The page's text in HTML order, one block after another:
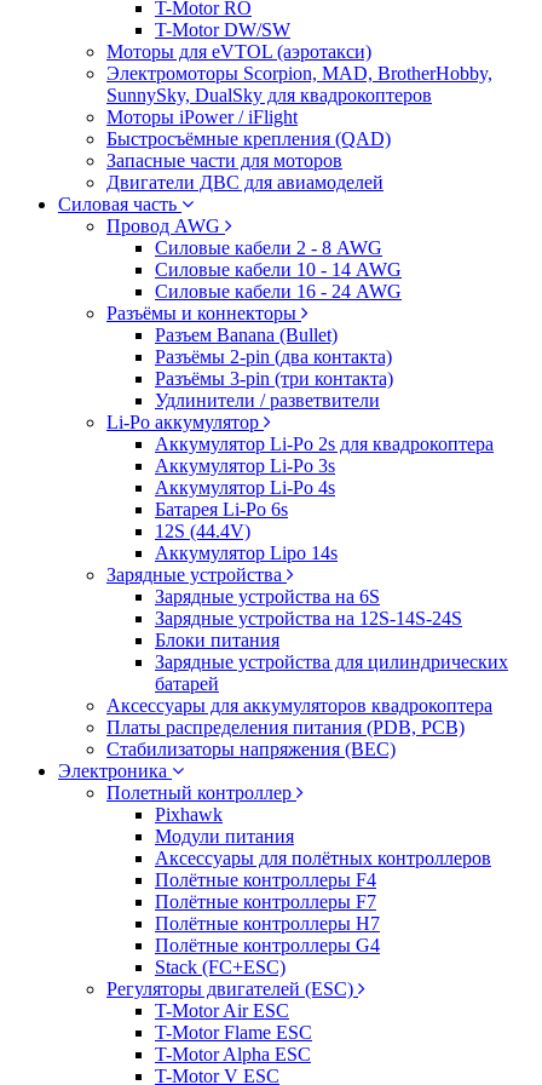
T-Motor RO
T-Motor DW/SW
Моторы для eVTOL (аэротакси)
Электромоторы Scorpion, MAD, BrotherHobby,
SunnySky, DualSky для квадрокоптеров
Моторы iPower / iFlight
Быстросъёмные крепления (QAD)
Запасные части для моторов
Двигатели ДВС для авиамоделей
Силовая часть
Провод AWG
Силовые кабели 2 - 8 AWG
Силовые кабели 10 - 14 AWG
Силовые кабели 16 - 24 AWG
Разъёмы и коннекторы
Разъем Banana (Bullet)
Разъёмы 2-pin (два контакта)
Разъёмы 3-pin (три контакта)
Удлинители / разветвители
Li-Po аккумулятор
Аккумулятор Li-Po 2s для квадрокоптера
Аккумулятор Li-Po 3s
Аккумулятор Li-Po 4s
Батарея Li-Po 6s
12S (44.4V)
Аккумулятор Lipo 14s
Зарядные устройства
Зарядные устройства на 6S
Зарядные устройства на 12S-14S-24S
Блоки питания
Зарядные устройства для цилиндрических
батарей
Аксессуары для аккумуляторов квадрокоптера
Платы распределения питания (PDB, PCB)
Стабилизаторы напряжения (BEC)
Электроника
Полетный контроллер
Pixhawk
Модули питания
Аксессуары для полётных контроллеров
Полётные контроллеры F4
Полётные контроллеры F7
Полётные контроллеры H7
Полётные контроллеры G4
Stack (FC+ESC)
Регуляторы двигателей (ESC)
T-Motor Air ESC
T-Motor Flame ESC
T-Motor Alpha ESC
T-Motor V ESC